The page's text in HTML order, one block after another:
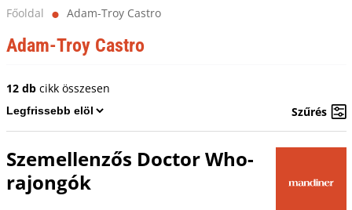
Főoldal ⬤ Adam-Troy Castro
Adam-Troy Castro
12 dbcikk összesen
Szűrés
Szemellenzős Doctor Who-
rajongók